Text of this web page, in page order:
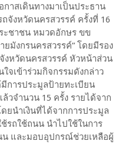
าสเดินทางมาเป็นประธาน
จังหวัดนครสวรรค์ ครั้งที่ 16
ะชาชน หมวดอักษร ขข
มังกรนครสวรรค์” โดยมีรอง
งหวัดนครสวรรค์ หัวหน้าส่วน
จเข้าร่วมกิจกรรมดังกล่าว
การประมูลป้ายทะเบียน
วจำนวน 15 ครั้ง รายได้จาก
ยนำเงินที่ได้จากการประมูล
รถใช้ถนน นำไปใช้ในการ
และมอบอุปกรณ์ช่วยเหลือผู้